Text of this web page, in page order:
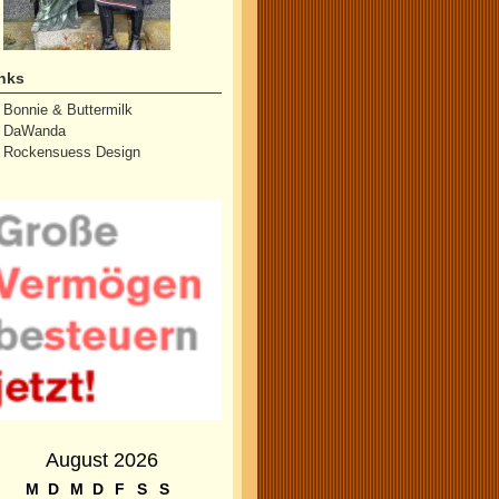
Bonnie & Buttermilk
DaWanda
Rockensuess Design
August 2026
M D M D F S S